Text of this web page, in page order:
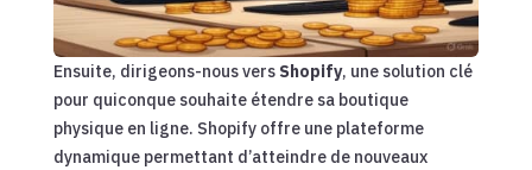
Ensuite, dirigeons-nous vers Shopify, une solution clé
pour quiconque souhaite étendre sa boutique
physique en ligne. Shopify offre une plateforme
dynamique permettant d’atteindre de nouveaux